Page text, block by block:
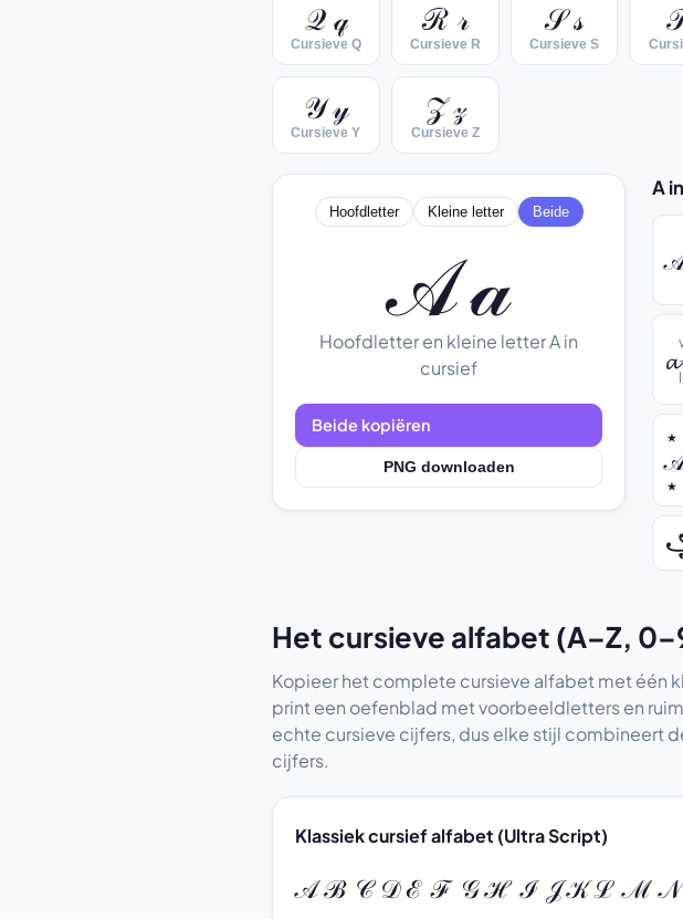
𝒬 𝓆
Cursieve Q
ℛ 𝓇
Cursieve R
𝒮 𝓈
Cursieve S
𝒴 𝓎
Cursieve Y
𝒵 𝓏
Cursieve Z
Hoofdletter Kleine letter Beide
𝒜 𝒶
Hoofdletter en kleine letter A in
cursief
Beide kopiëren
PNG downloaden
A
𝓪
⋆
⋆
Het cursieve alfabet (A–Z,
Kopieer het complete cursieve alfabet met één
print een oefenblad met voorbeeldletters en
echte cursieve cijfers, dus elke stijl combineert
cijfers.
Klassiek cursief alfabet (Ultra Script)
𝒜 ℬ 𝒞 𝒟 ℰ ℱ 𝒢 ℋ ℐ 𝒥 𝒦 ℒ ℳ 𝒩